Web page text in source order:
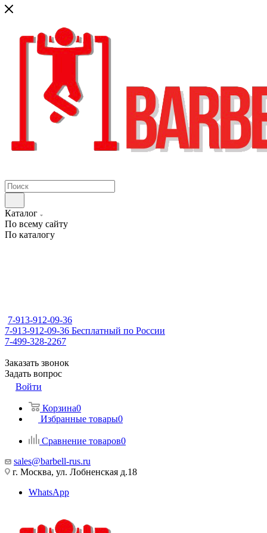
Каталог
По всему сайту
По каталогу
7-913-912-09-36
7-913-912-09-36 Бесплатный по России
7-499-328-2267
Заказать звонок
Задать вопрос
Войти
Корзина0
Избранные товары0
Сравнение товаров0
sales@barbell-rus.ru
г. Москва, ул. Лобненская д.18
WhatsApp